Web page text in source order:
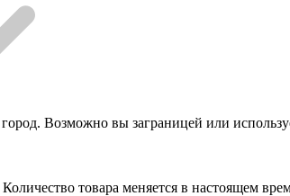
Возможно вы заграницей или
Количество товара меняется в настоящем